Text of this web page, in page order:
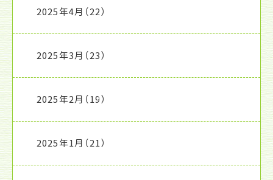
2025年4月 （22）
2025年3月 （23）
2025年2月 （19）
2025年1月 （21）